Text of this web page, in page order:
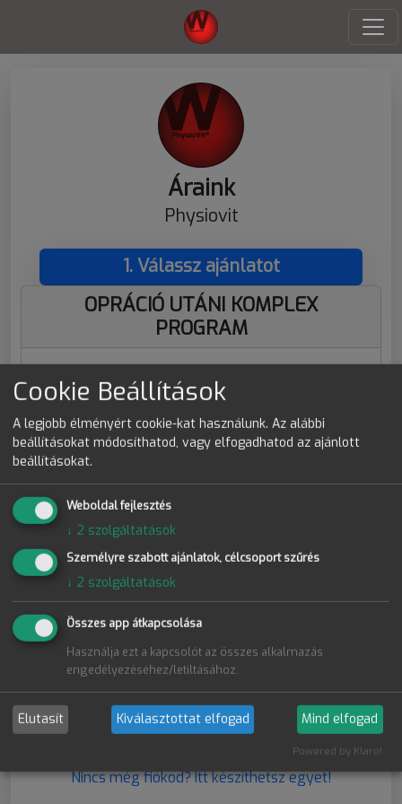
Áraink
Physiovit
1. Válassz ajánlatot
OPRÁCIÓ UTÁNI KOMPLEX
PROGRAM
Egészségprogram operációt követő
rehabilitáció érdekében:
FIT STRONG program. Rendelje
meg itt!
(Érvényesség:
2. Kosár
A vásárlás folytatásához jelentkezz
be
Nincs még fiókod? Itt készíthetsz egyet!
Cookie Beállítások
A legjobb élményért cookie-kat használunk. Az alábbi
beállításokat módosíthatod, vagy elfogadhatod az ajánlott
beállításokat.
Weboldal fejlesztés
↓ 2 szolgáltatások
Személyre szabott ajánlatok, célcsoport szűrés
↓ 2 szolgáltatások
Összes app átkapcsolása
Használja ezt a kapcsolót az összes alkalmazás
engedélyezéséhez/letiltásához.
Elutasít Kiválasztottat elfogad Mind elfogad
Powered by Klaro!